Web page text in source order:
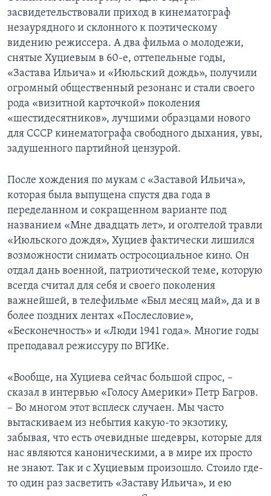
засвидетельствовали приход в кинематограф
незаурядного и склонного к поэтическому
видению режиссера. А два фильма о молодежи,
снятые Хуциевым в 60-е, оттепельные годы,
«Застава Ильича» и «Июльский дождь», получили
огромный общественный резонанс и стали своего
рода «визитной карточкой» поколения
«шестидесятников», лучшими образцами нового
для СССР кинематографа свободного дыхания, увы,
задушенного партийной цензурой.
После хождения по мукам с «Заставой Ильича»,
которая была выпущена спустя два года в
переделанном и сокращенном варианте под
названием «Мне двадцать лет», и оголтелой травли
«Июльского дождя», Хуциев фактически лишился
возможности снимать остросоциальное кино. Он
отдал дань военной, патриотической теме, которую
всегда считал для себя и своего поколения
важнейшей, в телефильме «Был месяц май», да и в
более поздних лентах «Послесловие»,
«Бесконечность» и «Люди 1941 года». Многие годы
преподавал режиссуру по ВГИКе.
«Вообще, на Хуциева сейчас большой спрос, –
сказал в интервью «Голосу Америки» Петр Багров.
– Во многом этот всплеск случаен. Мы часто
вытаскиваем из небытия какую-то экзотику,
забывая, что есть очевидные шедевры, которые для
нас являются каноническими, а в мире их просто
не знают. Так и с Хуциевым произошло. Стоило где-
то один раз засветить «Заставу Ильича», и ею